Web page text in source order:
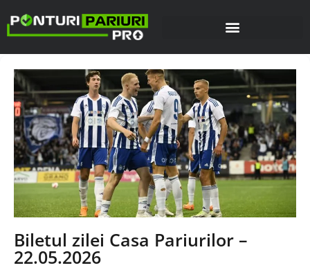
Biletul zilei Casa Pariurilor –
22.05.2026